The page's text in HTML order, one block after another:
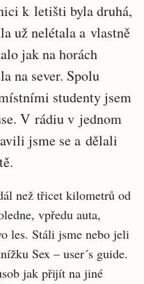
k letišti byla druhá,
už nelétala a vlastně
jak na horách
na sever. Spolu
studenty jsem
V rádiu v jednom
jsme se a dělali
než třicet kilometrů od
vpředu auta,
les. Stáli jsme nebo jeli
Sex – user´s guide.
jak přijít na jiné